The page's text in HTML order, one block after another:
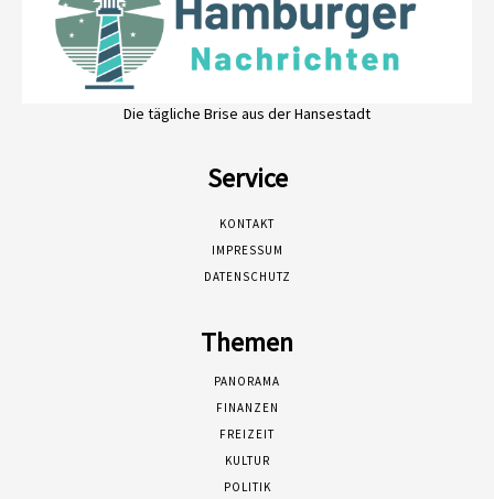
Die tägliche Brise aus der Hansestadt
Service
KONTAKT
IMPRESSUM
DATENSCHUTZ
Themen
PANORAMA
FINANZEN
FREIZEIT
KULTUR
POLITIK